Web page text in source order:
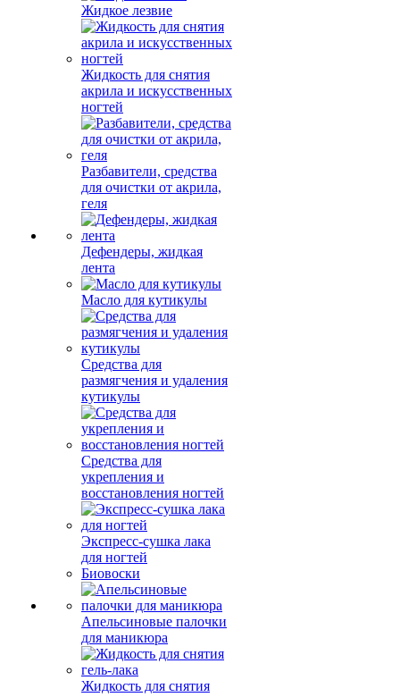
Жидкое лезвие
Жидкость для снятия
акрила и искусственных
ногтей
Разбавители, средства
для очистки от акрила,
геля
Дефендеры, жидкая
лента
Масло для кутикулы
Средства для
размягчения и удаления
кутикулы
Средства для
укрепления и
восстановления ногтей
Экспресс-сушка лака
для ногтей
Биовоски
Апельсиновые палочки
для маникюра
Жидкость для снятия